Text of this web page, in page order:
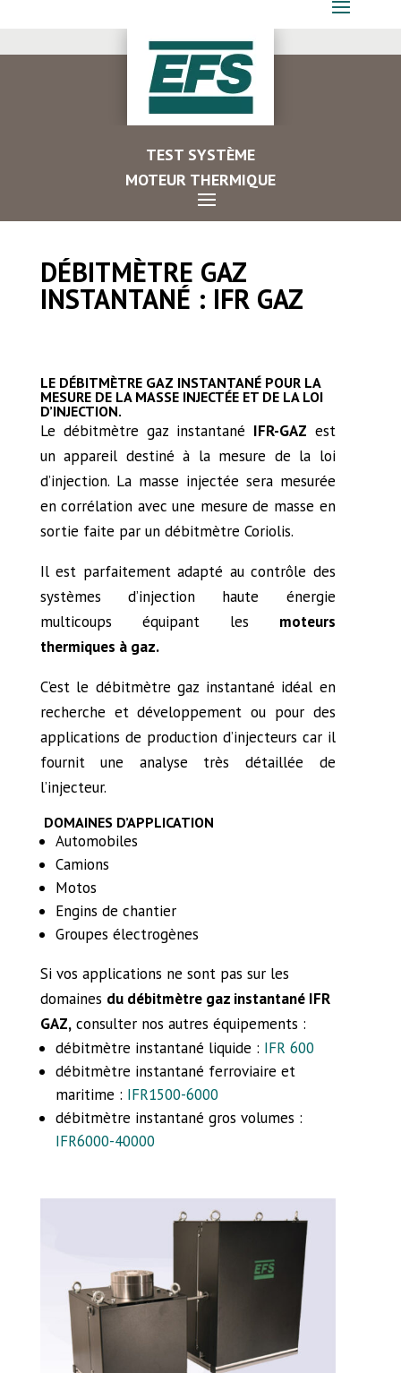
TEST SYSTÈME
MOTEUR THERMIQUE
DÉBITMÈTRE GAZ
INSTANTANÉ : IFR GAZ
LE DÉBITMÈTRE GAZ INSTANTANÉ POUR LA
MESURE DE LA MASSE INJECTÉE ET DE LA LOI
D’INJECTION.
Le débitmètre gaz instantané IFR-GAZ est
un appareil destiné à la mesure de la loi
d’injection. La masse injectée sera mesurée
en corrélation avec une mesure de masse en
sortie faite par un débitmètre Coriolis.
Il est parfaitement adapté au contrôle des
systèmes d’injection haute énergie
multicoups équipant les moteurs
thermiques à gaz.
C’est le débitmètre gaz instantané idéal en
recherche et développement ou pour des
applications de production d’injecteurs car il
fournit une analyse très détaillée de
l’injecteur.
DOMAINES D’APPLICATION
Automobiles
Camions
Motos
Engins de chantier
Groupes électrogènes
Si vos applications ne sont pas sur les
domaines du débitmètre gaz instantané IFR
GAZ,consulter nos autres équipements :
débitmètre instantané liquide : IFR 600
débitmètre instantané ferroviaire et
maritime : IFR1500-6000
débitmètre instantané gros volumes :
IFR6000-40000